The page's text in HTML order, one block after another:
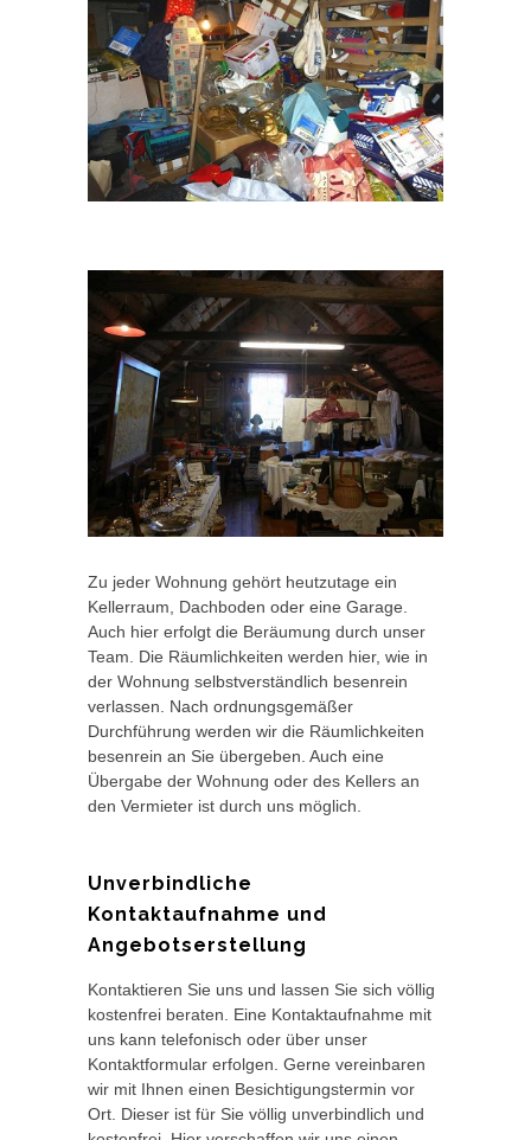
Zu jeder Wohnung gehört heutzutage ein
Kellerraum, Dachboden oder eine Garage.
Auch hier erfolgt die Beräumung durch unser
Team. Die Räumlichkeiten werden hier, wie in
der Wohnung selbstverständlich besenrein
verlassen. Nach ordnungsgemäßer
Durchführung werden wir die Räumlichkeiten
besenrein an Sie übergeben. Auch eine
Übergabe der Wohnung oder des Kellers an
den Vermieter ist durch uns möglich.
Unverbindliche
Kontaktaufnahme und
Angebotserstellung
Kontaktieren Sie uns und lassen Sie sich völlig
kostenfrei beraten. Eine Kontaktaufnahme mit
uns kann telefonisch oder über unser
Kontaktformular erfolgen. Gerne vereinbaren
wir mit Ihnen einen Besichtigungstermin vor
Ort. Dieser ist für Sie völlig unverbindlich und